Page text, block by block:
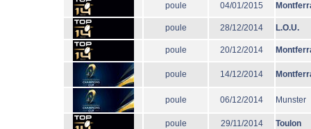
poule 04/01/2015
poule 28/12/2014 L.O.U.
poule 20/12/2014
poule 14/12/2014
poule 06/12/2014 Munster
poule 29/11/2014 Toulon